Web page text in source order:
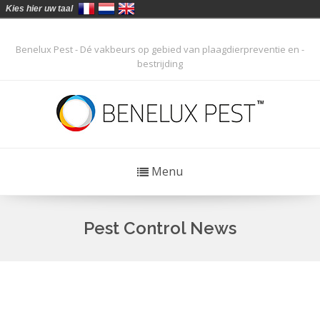
Benelux Pest - Dé vakbeurs op gebied van plaagdierpreventie en -
bestrijding
Menu
Pest Control News
Kies hier uw taal